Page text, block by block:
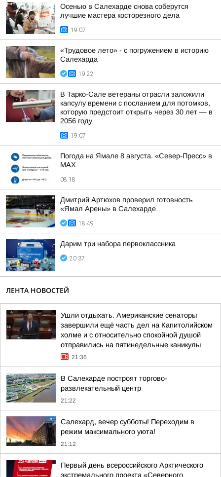
Осенью в Салехарде снова соберутся
лучшие мастера косторезного дела
19:07
«Трудовое лето» - с погружением в историю
Салехарда
19:22
В Тарко-Сале ветераны отрасли заложили
капсулу времени с посланием для потомков,
которую предстоит открыть через 30 лет — в
2056 году
19:07
Погода на Ямале 8 августа. «Север-Пресс» в
MAX
08:18
Дмитрий Артюхов проверил готовность
«Ямал Арены» в Салехарде
18:49
Дарим три набора первоклассника
20:37
ЛЕНТА НОВОСТЕЙ
Ушли отдыхать. Американские сенаторы
завершили ещё часть дел на Капитолийском
холме и с относительно спокойной душой
отправились на пятинедельные каникулы
21:36
В Салехарде построят торгово-
развлекательный центр
21:22
Салехард, вечер субботы! Переходим в
режим максимального уюта!
21:12
Первый день всероссийского Арктического
экстремального проекта «Северного